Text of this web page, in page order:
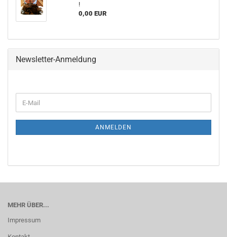
!
0,00 EUR
Newsletter-Anmeldung
ANMELDEN
MEHR ÜBER...
Impressum